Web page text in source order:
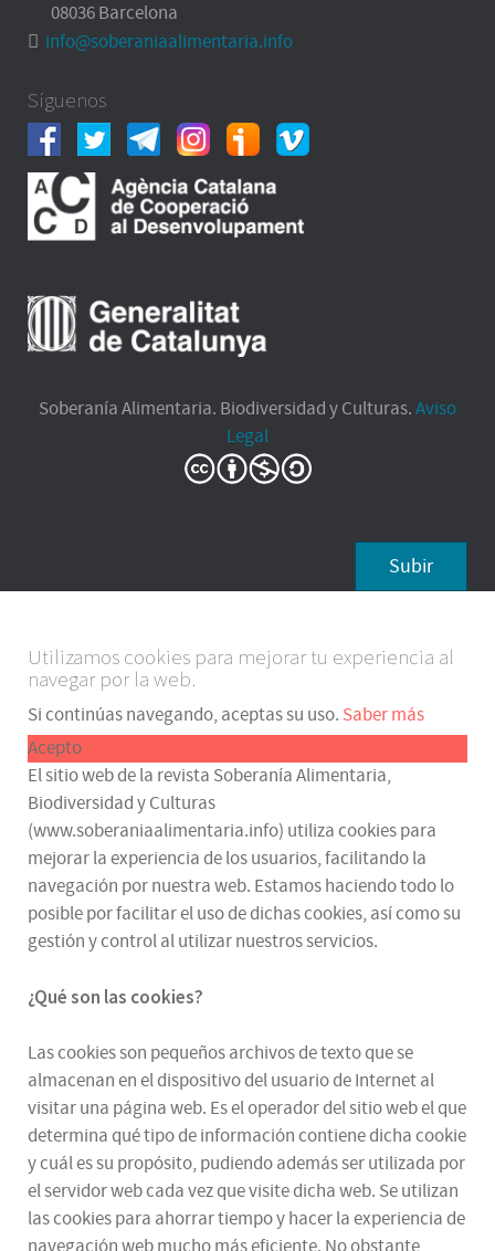
08036 Barcelona
info@soberaniaalimentaria.info
Síguenos
Soberanía Alimentaria. Biodiversidad y Culturas.Aviso
Legal
Subir
Utilizamos cookies para mejorar tu experiencia al
navegar por la web.
Si continúas navegando, aceptas su uso. Saber más
Acepto
El sitio web de la revista Soberanía Alimentaria,
Biodiversidad y Culturas
(www.soberaniaalimentaria.info) utiliza cookies para
mejorar la experiencia de los usuarios, facilitando la
navegación por nuestra web. Estamos haciendo todo lo
posible por facilitar el uso de dichas cookies, así como su
gestión y control al utilizar nuestros servicios.
¿Qué son las cookies?
Las cookies son pequeños archivos de texto que se
almacenan en el dispositivo del usuario de Internet al
visitar una página web. Es el operador del sitio web el que
determina qué tipo de información contiene dicha cookie
y cuál es su propósito, pudiendo además ser utilizada por
el servidor web cada vez que visite dicha web. Se utilizan
las cookies para ahorrar tiempo y hacer la experiencia de